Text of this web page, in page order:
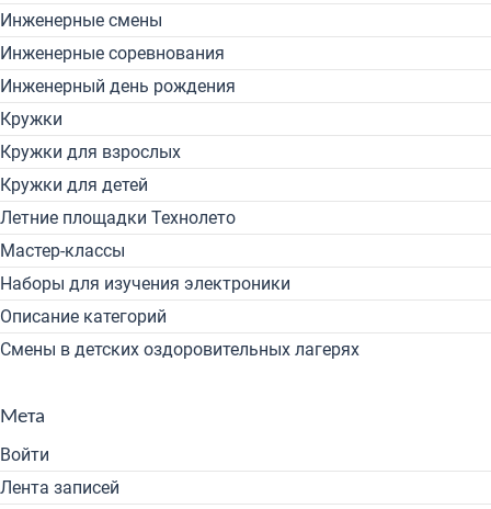
Инженерные смены
Инженерные соревнования
Инженерный день рождения
Кружки
Кружки для взрослых
Кружки для детей
Летние площадки Технолето
Мастер-классы
Наборы для изучения электроники
Описание категорий
Смены в детских оздоровительных лагерях
Мета
Войти
Лента записей